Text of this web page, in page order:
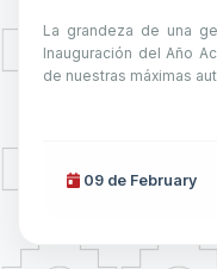
La grandeza de una
Inauguración del Año
de nuestras máximas
09 de February